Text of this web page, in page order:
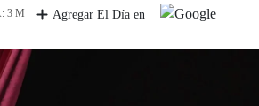
3 M Agregar El Día en